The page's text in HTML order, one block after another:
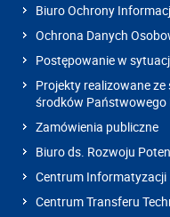
Biuro Ochrony
Ochrona Danych
Postępowanie w
Projekty realizowane
środków Państwowego
Zamówienia publiczne
Biuro ds. Rozwoju
Centrum Informatyzacji
Centrum Transferu